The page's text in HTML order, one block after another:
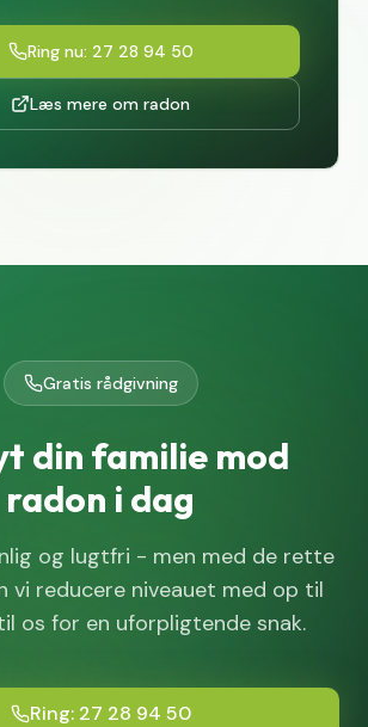
Ring nu: 27 28 94 50
Læs mere om radon
Gratis rådgivning
din familie mod
radon i dag
og lugtfri - men med de rette
vi reducere niveauet med op til
os for en uforpligtende snak.
Ring: 27 28 94 50